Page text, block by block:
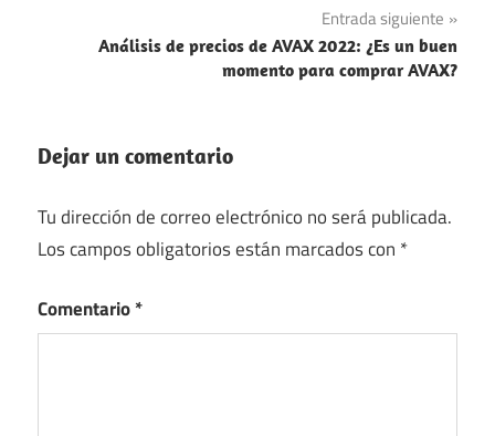
Entrada siguiente
Análisis de precios de AVAX 2022: ¿Es un buen
momento para comprar AVAX?
Dejar un comentario
Tu dirección de correo electrónico no será publicada.
Los campos obligatorios están marcados con *
Comentario*